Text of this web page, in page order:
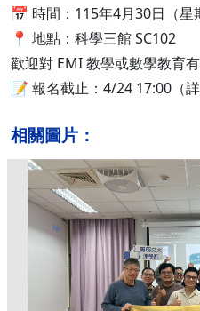
📅 時間：115年4月30日（星
📍 地點：科學三館 SC102
歡迎對 EMI 教學或數學教育
📝 報名截止：4/24 17:00（詳
相關圖片：